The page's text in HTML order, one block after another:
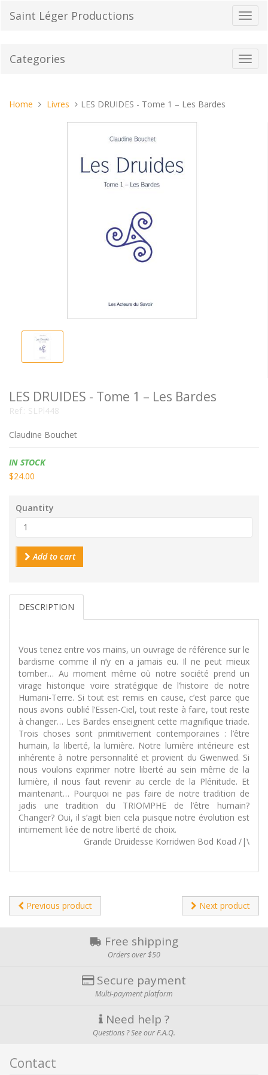
Saint Léger Productions
Categories
You
Home Livres LES DRUIDES - Tome 1 – Les Bardes
LES DRUIDES - Tome 1 – Les Bardes
Ref.: SLPl448
Claudine Bouchet
Availability:
IN STOCK
$24.00
Quantity
Add to cart
DESCRIPTION
Vous tenez entre vos mains, un ouvrage de référence sur le
bardisme comme il n’y en a jamais eu. Il ne peut mieux
tomber… Au moment même où notre société prend un
virage historique voire stratégique de l’histoire de notre
Humani-Terre. Si tout est remis en cause, c’est parce que
nous avons oublié l’Essen-Ciel, tout reste à faire, tout reste
à changer… Les Bardes enseignent cette magnifique triade.
Trois choses sont primitivement contemporaines : l’être
humain, la liberté, la lumière. Notre lumière intérieure est
inhérente à notre personnalité et provient du Gwenwed. Si
nous voulons exprimer notre liberté au sein même de la
lumière, il nous faut revenir au cercle de la Plénitude. Et
maintenant… Pourquoi ne pas faire de notre tradition de
jadis une tradition du TRIOMPHE de l’être humain?
Changer? Oui, il s’agit bien cela puisque notre évolution est
intimement liée de notre liberté de choix.
Grande Druidesse Korridwen Bod Koad /|\
Previous product Next product
Free shipping
Orders over $50
Secure payment
Multi-payment platform
Need help ?
Questions ? See our F.A.Q.
Contact